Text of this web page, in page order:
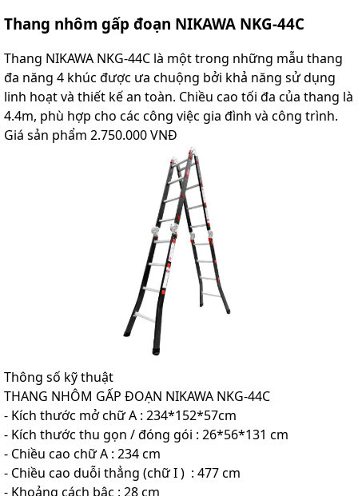
Thang nhôm gấp đoạn NIKAWA NKG-44C
Thang NIKAWA NKG-44C là một trong những mẫu thang
đa năng 4 khúc được ưa chuộng bởi khả năng sử dụng
linh hoạt và thiết kế an toàn. Chiều cao tối đa của thang là
4.4m, phù hợp cho các công việc gia đình và công trình.
Giá sản phẩm 2.750.000 VNĐ
Thông số kỹ thuật
THANG NHÔM GẤP ĐOẠN NIKAWA NKG-44C
- Kích thước mở chữ A : 234*152*57cm
- Kích thước thu gọn / đóng gói : 26*56*131 cm
- Chiều cao chữ A : 234 cm
- Chiều cao duỗi thẳng (chữ I ) : 477 cm
- Khoảng cách bậc : 28 cm